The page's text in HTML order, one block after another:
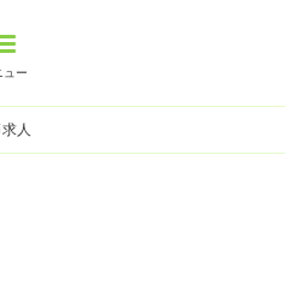
ュー
人